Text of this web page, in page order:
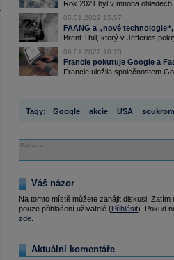
Rok 2021 byl v mnoha
05.01.2022 15:57
FAANG a „nové
Brent Thill, který v Jefferies
06.01.2022 10:20
Francie pokutuje Google a
Francie uložila společnostem
Tagy: Google akcie USA
Reklama
Váš názor
Na tomto místě můžete zahájit diskusi.
pouze přihlášení uživatelé (Přihlásit). Pokud
zde
Aktuální komentáře